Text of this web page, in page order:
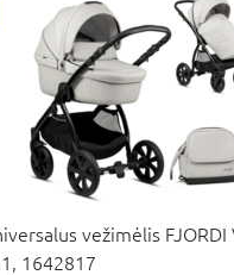
vežimėlis FJORDI
1642817